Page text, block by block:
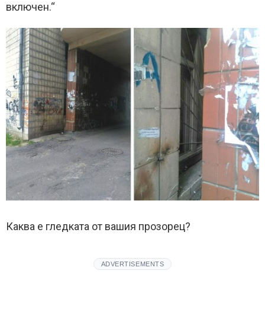
включен.“
Каква е гледката от вашия прозорец?
ADVERTISEMENTS